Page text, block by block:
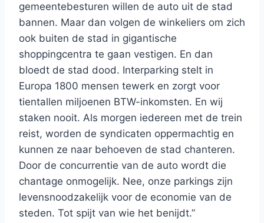
gemeentebesturen willen de auto uit de stad
bannen. Maar dan volgen de winkeliers om zich
ook buiten de stad in gigantische
shoppingcentra te gaan vestigen. En dan
bloedt de stad dood. Interparking stelt in
Europa 1800 mensen tewerk en zorgt voor
tientallen miljoenen BTW-inkomsten. En wij
staken nooit. Als morgen iedereen met de trein
reist, worden de syndicaten oppermachtig en
kunnen ze naar behoeven de stad chanteren.
Door de concurrentie van de auto wordt die
chantage onmogelijk. Nee, onze parkings zijn
levensnoodzakelijk voor de economie van de
steden. Tot spijt van wie het benijdt.”